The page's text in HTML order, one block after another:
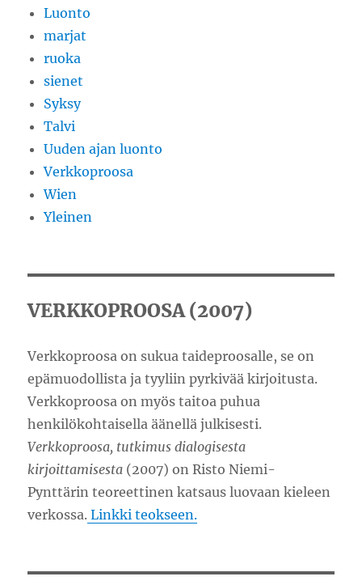
Luonto
marjat
ruoka
sienet
Syksy
Talvi
Uuden ajan luonto
Verkkoproosa
Wien
Yleinen
VERKKOPROOSA (2007)
Verkkoproosa on sukua taideproosalle, se on
epämuodollista ja tyyliin pyrkivää kirjoitusta.
Verkkoproosa on myös taitoa puhua
henkilökohtaisella äänellä julkisesti.
Verkkoproosa, tutkimus dialogisesta
kirjoittamisesta (2007) on Risto Niemi-
Pynttärin teoreettinen katsaus luovaan kieleen
verkossa. Linkki teokseen.